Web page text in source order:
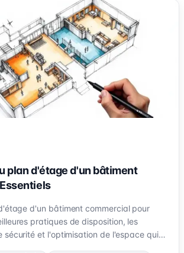
plan d'étage d'un bâtiment
d'un bâtiment commercial pour
pratiques de disposition, les
sécurité et l'optimisation de l'espace qui